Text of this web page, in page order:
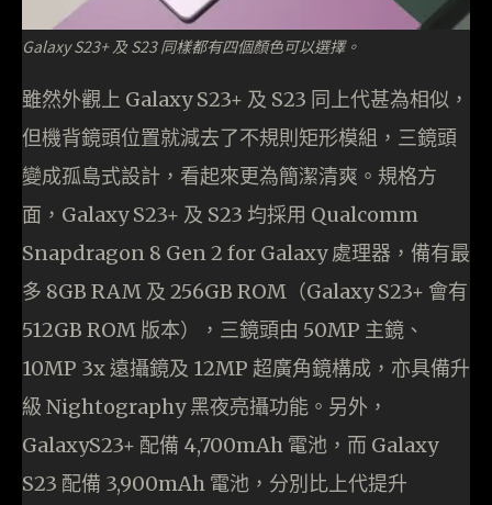
Galaxy S23+ 及 S23 同樣都有四個顏色可以選擇。
雖然外觀上 Galaxy S23+ 及 S23 同上代甚為相似，
但機背鏡頭位置就減去了不規則矩形模組，三鏡頭
變成孤島式設計，看起來更為簡潔清爽。規格方
面，Galaxy S23+ 及 S23 均採用 Qualcomm
Snapdragon 8 Gen 2 for Galaxy 處理器，備有最
多 8GB RAM 及 256GB ROM（Galaxy S23+ 會有
512GB ROM 版本），三鏡頭由 50MP 主鏡、
10MP 3x 遠攝鏡及 12MP 超廣角鏡構成，亦具備升
級 Nightography 黑夜亮攝功能。另外，
GalaxyS23+ 配備 4,700mAh 電池，而 Galaxy
S23 配備 3,900mAh 電池，分別比上代提升